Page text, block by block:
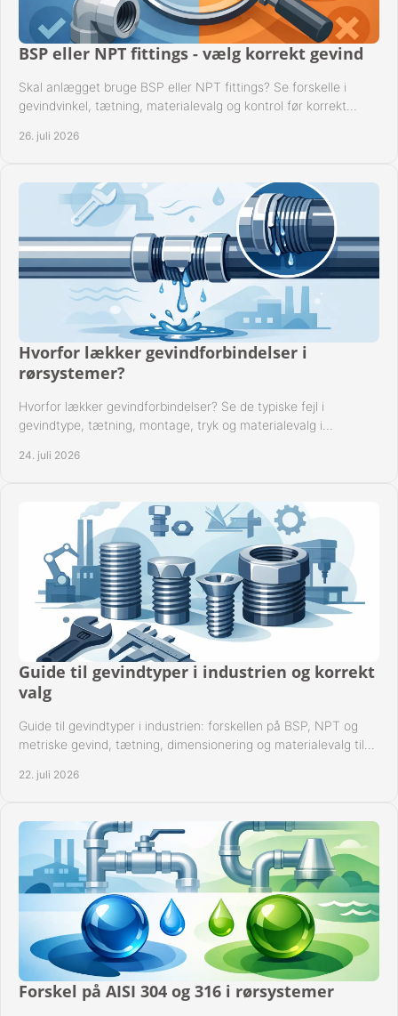
BSP eller NPT fittings - vælg korrekt gevind
Skal anlægget bruge BSP eller NPT fittings? Se forskelle i
gevindvinkel, tætning, materialevalg og kontrol før korrekt
26. juli 2026
Hvorfor lækker gevindforbindelser i
rørsystemer?
Hvorfor lækker gevindforbindelser? Se de typiske fejl i
gevindtype, tætning, montage, tryk og materialevalg i
24. juli 2026
Guide til gevindtyper i industrien og korrekt
valg
Guide til gevindtyper i industrien: forskellen på BSP, NPT og
metriske gevind, tætning, dimensionering og materialevalg til
22. juli 2026
Forskel på AISI 304 og 316 i rørsystemer